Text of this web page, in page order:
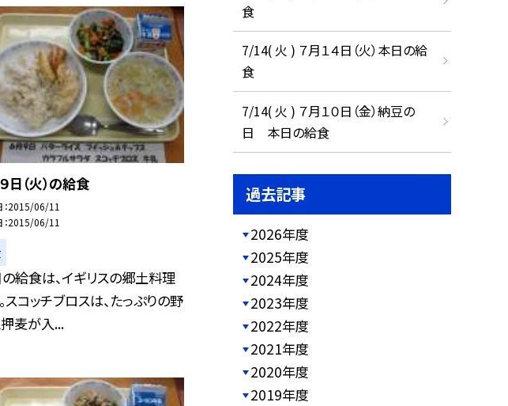
日（火）の給食
2015/06/11
2015/06/11
給食は、イギリスの郷土料理
スコッチブロスは、たっぷりの野
麦が入...
食
7/14( 火 ) ７月１４日（火）本日の給
食
7/14( 火 ) ７月１０日（金）納豆の
日 本日の給食
過去記事
2026年度
2025年度
2024年度
2023年度
2022年度
2021年度
2020年度
2019年度